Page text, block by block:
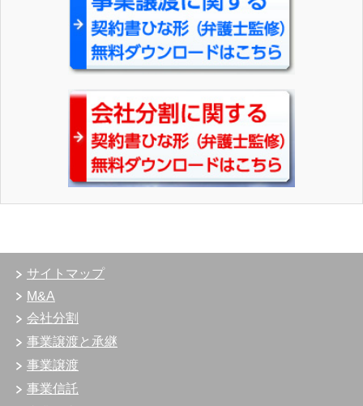
サイトマップ
M&A
会社分割
事業譲渡と承継
事業譲渡
事業信託